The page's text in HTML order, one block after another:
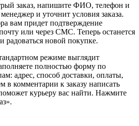
заказ, напишите ФИО, телефон и
и уточнит условия заказа.
вам придет подтверждение
или через СМС. Теперь останется
радоваться новой покупке.
режиме выглядит
полностью форму по
адрес, способ доставки, оплаты,
в комментарии к заказу написать
курьеру вас найти. Нажмите